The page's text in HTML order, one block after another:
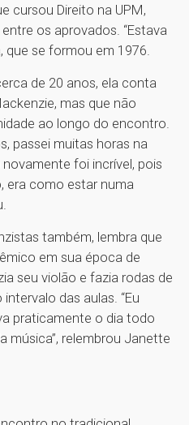
cursou Direito na UPM,
os aprovados. “Estava
que se formou em 1976.
de 20 anos, ela conta
mas que não
ao longo do encontro.
passei muitas horas na
foi incrível, pois
era como estar numa
também, lembra que
em sua época de
seu violão e fazia rodas de
das aulas. “Eu
praticamente o dia todo
música”, relembrou Janette